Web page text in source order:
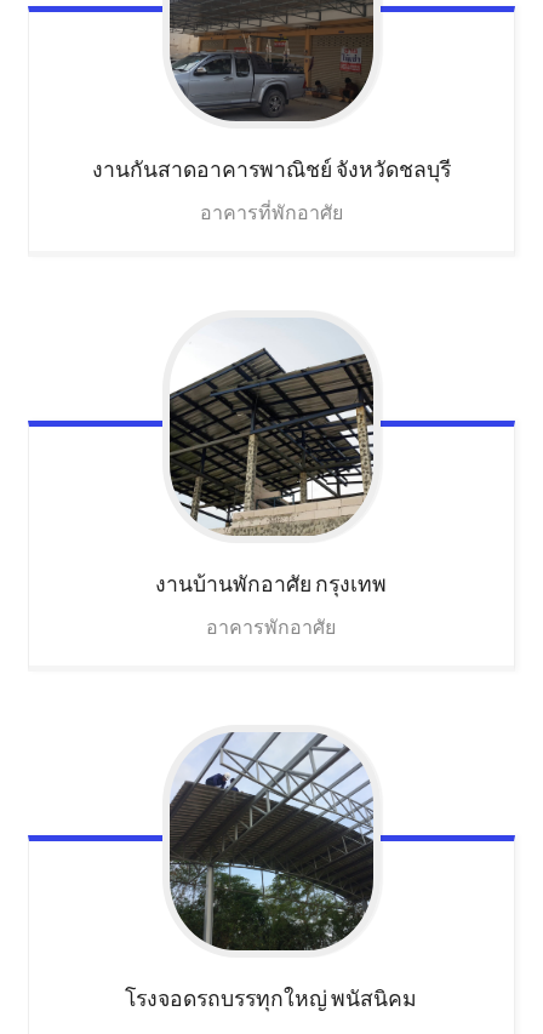
งานกันสาดอาคารพาณิชย์ จังหวัดชลบุรี
อาคารที่พักอาศัย
งานบ้านพักอาศัย กรุงเทพ
อาคารพักอาศัย
โรงจอดรถบรรทุกใหญ่ พนัสนิคม